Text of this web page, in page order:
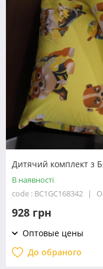
Дитячий комплект з
В наявності
code : BC1GC168342
928 грн
Оптовые цены
До обраного